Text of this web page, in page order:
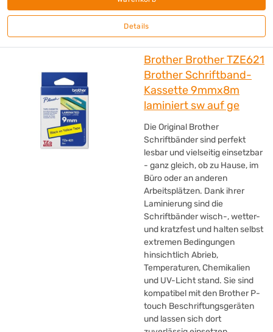
Details
Brother Brother TZE621
Brother Schriftband-
Kassette 9mmx8m
laminiert sw auf ge
Die Original Brother
Schriftbänder sind perfekt
lesbar und vielseitig einsetzbar
- ganz gleich, ob zu Hause, im
Büro oder an anderen
Arbeitsplätzen. Dank ihrer
Laminierung sind die
Schriftbänder wisch-, wetter-
und kratzfest und halten selbst
extremen Bedingungen
hinsichtlich Abrieb,
Temperaturen, Chemikalien
und UV-Licht stand. Sie sind
kompatibel mit den Brother P-
touch Beschriftungsgeräten
und lassen sich dort